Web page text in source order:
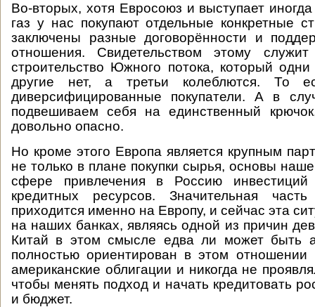
Во-вторых, хотя Евросоюз и выступает
газ у нас покупают отдельные конкретные
заключены разные договорённости и
отношения. Свидетельством этому
строительство Южного потока, который
другие нет, а третьи колеблются. То
диверсифицированные покупатели. А в
подвешиваем себя на единственный
довольно опасно.
Но кроме этого Европа является крупным
не только в плане покупки сырья, основы
сфере привлечения в Россию инвестиций
кредитных ресурсов. Значительная
приходится именно на Европу, и сейчас эта
на наших банках, являясь одной из причин
Китай в этом смысле едва ли может быть
полностью ориентирован в этом
американские облигации и никогда не
чтобы менять подход и начать кредитовать
и бюджет.